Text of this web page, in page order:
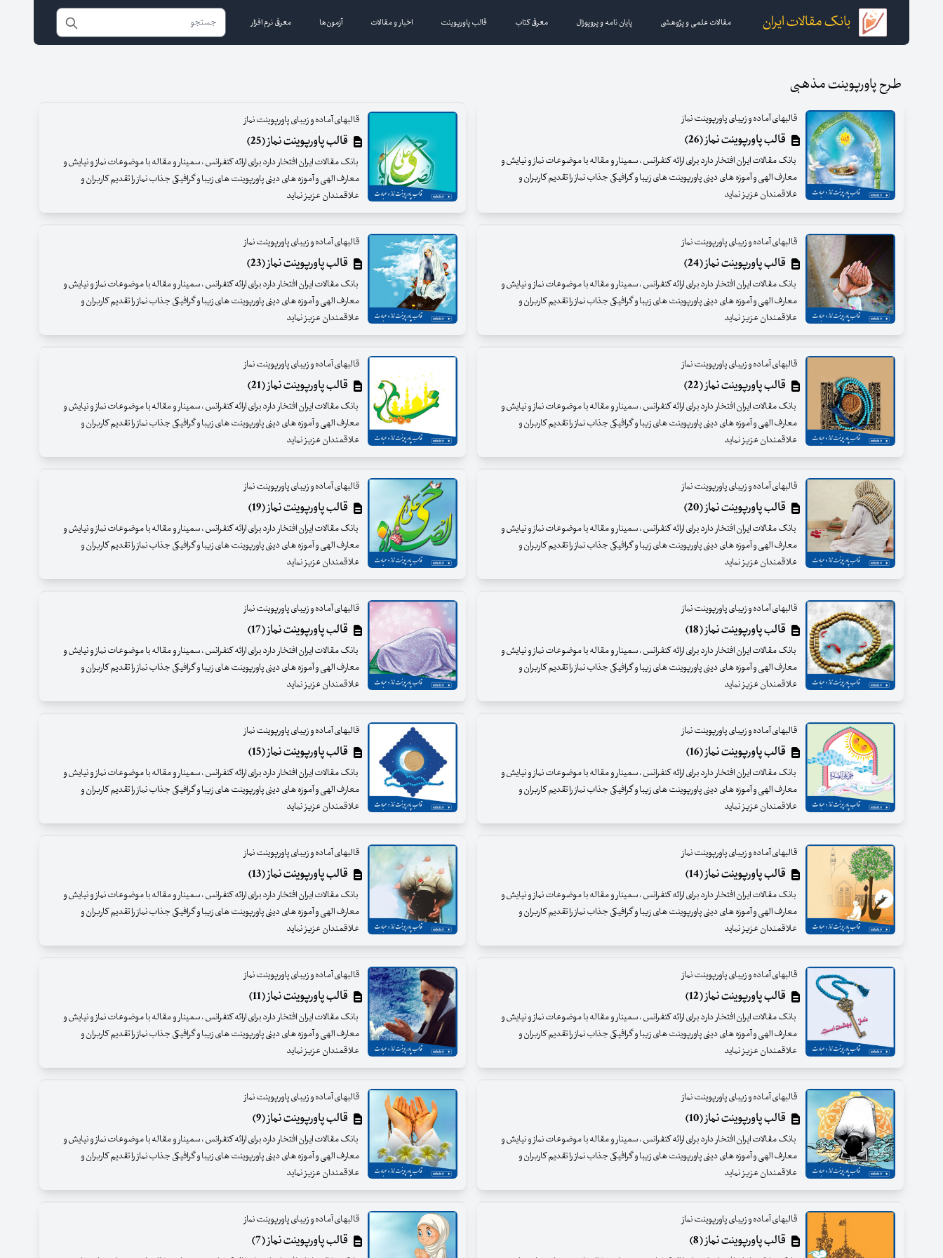
بانک مقالات ایران مقالات علمی و پژوهشی پایان نامه و پروپوزال معرفی کتاب قالب پاورپوینت اخبار و مقالات آزمون‌ها معرفی نرم افزار
طرح پاورپوینت مذهبی
قالبهای آماده و زیبای پاورپوینت نماز
قالب پاورپوینت نماز (26)
بانک مقالات ایران افتخار دارد برای ارائه کنفرانس ، سمینار و مقاله با موضوعات نماز و نیایش و
معارف الهی و آموزه های دینی پاورپوینت های زیبا و گرافیکی جذاب نماز را تقدیم کاربران و
علاقمندان عزیز نماید
قالبهای آماده و زیبای پاورپوینت نماز
قالب پاورپوینت نماز (25)
بانک مقالات ایران افتخار دارد برای ارائه کنفرانس ، سمینار و مقاله با موضوعات نماز و نیایش و
معارف الهی و آموزه های دینی پاورپوینت های زیبا و گرافیکی جذاب نماز را تقدیم کاربران و
علاقمندان عزیز نماید
قالبهای آماده و زیبای پاورپوینت نماز
قالب پاورپوینت نماز (24)
بانک مقالات ایران افتخار دارد برای ارائه کنفرانس ، سمینار و مقاله با موضوعات نماز و نیایش و
معارف الهی و آموزه های دینی پاورپوینت های زیبا و گرافیکی جذاب نماز را تقدیم کاربران و
علاقمندان عزیز نماید
قالبهای آماده و زیبای پاورپوینت نماز
قالب پاورپوینت نماز (23)
بانک مقالات ایران افتخار دارد برای ارائه کنفرانس ، سمینار و مقاله با موضوعات نماز و نیایش و
معارف الهی و آموزه های دینی پاورپوینت های زیبا و گرافیکی جذاب نماز را تقدیم کاربران و
علاقمندان عزیز نماید
قالبهای آماده و زیبای پاورپوینت نماز
قالب پاورپوینت نماز (22)
بانک مقالات ایران افتخار دارد برای ارائه کنفرانس ، سمینار و مقاله با موضوعات نماز و نیایش و
معارف الهی و آموزه های دینی پاورپوینت های زیبا و گرافیکی جذاب نماز را تقدیم کاربران و
علاقمندان عزیز نماید
قالبهای آماده و زیبای پاورپوینت نماز
قالب پاورپوینت نماز (21)
بانک مقالات ایران افتخار دارد برای ارائه کنفرانس ، سمینار و مقاله با موضوعات نماز و نیایش و
معارف الهی و آموزه های دینی پاورپوینت های زیبا و گرافیکی جذاب نماز را تقدیم کاربران و
علاقمندان عزیز نماید
قالبهای آماده و زیبای پاورپوینت نماز
قالب پاورپوینت نماز (20)
بانک مقالات ایران افتخار دارد برای ارائه کنفرانس ، سمینار و مقاله با موضوعات نماز و نیایش و
معارف الهی و آموزه های دینی پاورپوینت های زیبا و گرافیکی جذاب نماز را تقدیم کاربران و
علاقمندان عزیز نماید
قالبهای آماده و زیبای پاورپوینت نماز
قالب پاورپوینت نماز (19)
بانک مقالات ایران افتخار دارد برای ارائه کنفرانس ، سمینار و مقاله با موضوعات نماز و نیایش و
معارف الهی و آموزه های دینی پاورپوینت های زیبا و گرافیکی جذاب نماز را تقدیم کاربران و
علاقمندان عزیز نماید
قالبهای آماده و زیبای پاورپوینت نماز
قالب پاورپوینت نماز (18)
بانک مقالات ایران افتخار دارد برای ارائه کنفرانس ، سمینار و مقاله با موضوعات نماز و نیایش و
معارف الهی و آموزه های دینی پاورپوینت های زیبا و گرافیکی جذاب نماز را تقدیم کاربران و
علاقمندان عزیز نماید
قالبهای آماده و زیبای پاورپوینت نماز
قالب پاورپوینت نماز (17)
بانک مقالات ایران افتخار دارد برای ارائه کنفرانس ، سمینار و مقاله با موضوعات نماز و نیایش و
معارف الهی و آموزه های دینی پاورپوینت های زیبا و گرافیکی جذاب نماز را تقدیم کاربران و
علاقمندان عزیز نماید
قالبهای آماده و زیبای پاورپوینت نماز
قالب پاورپوینت نماز (16)
بانک مقالات ایران افتخار دارد برای ارائه کنفرانس ، سمینار و مقاله با موضوعات نماز و نیایش و
معارف الهی و آموزه های دینی پاورپوینت های زیبا و گرافیکی جذاب نماز را تقدیم کاربران و
علاقمندان عزیز نماید
قالبهای آماده و زیبای پاورپوینت نماز
قالب پاورپوینت نماز (15)
بانک مقالات ایران افتخار دارد برای ارائه کنفرانس ، سمینار و مقاله با موضوعات نماز و نیایش و
معارف الهی و آموزه های دینی پاورپوینت های زیبا و گرافیکی جذاب نماز را تقدیم کاربران و
علاقمندان عزیز نماید
قالبهای آماده و زیبای پاورپوینت نماز
قالب پاورپوینت نماز (14)
بانک مقالات ایران افتخار دارد برای ارائه کنفرانس ، سمینار و مقاله با موضوعات نماز و نیایش و
معارف الهی و آموزه های دینی پاورپوینت های زیبا و گرافیکی جذاب نماز را تقدیم کاربران و
علاقمندان عزیز نماید
قالبهای آماده و زیبای پاورپوینت نماز
قالب پاورپوینت نماز (13)
بانک مقالات ایران افتخار دارد برای ارائه کنفرانس ، سمینار و مقاله با موضوعات نماز و نیایش و
معارف الهی و آموزه های دینی پاورپوینت های زیبا و گرافیکی جذاب نماز را تقدیم کاربران و
علاقمندان عزیز نماید
قالبهای آماده و زیبای پاورپوینت نماز
قالب پاورپوینت نماز (12)
بانک مقالات ایران افتخار دارد برای ارائه کنفرانس ، سمینار و مقاله با موضوعات نماز و نیایش و
معارف الهی و آموزه های دینی پاورپوینت های زیبا و گرافیکی جذاب نماز را تقدیم کاربران و
علاقمندان عزیز نماید
قالبهای آماده و زیبای پاورپوینت نماز
قالب پاورپوینت نماز (11)
بانک مقالات ایران افتخار دارد برای ارائه کنفرانس ، سمینار و مقاله با موضوعات نماز و نیایش و
معارف الهی و آموزه های دینی پاورپوینت های زیبا و گرافیکی جذاب نماز را تقدیم کاربران و
علاقمندان عزیز نماید
قالبهای آماده و زیبای پاورپوینت نماز
قالب پاورپوینت نماز (10)
بانک مقالات ایران افتخار دارد برای ارائه کنفرانس ، سمینار و مقاله با موضوعات نماز و نیایش و
معارف الهی و آموزه های دینی پاورپوینت های زیبا و گرافیکی جذاب نماز را تقدیم کاربران و
علاقمندان عزیز نماید
قالبهای آماده و زیبای پاورپوینت نماز
قالب پاورپوینت نماز (9)
بانک مقالات ایران افتخار دارد برای ارائه کنفرانس ، سمینار و مقاله با موضوعات نماز و نیایش و
معارف الهی و آموزه های دینی پاورپوینت های زیبا و گرافیکی جذاب نماز را تقدیم کاربران و
علاقمندان عزیز نماید
قالبهای آماده و زیبای پاورپوینت نماز
قالب پاورپوینت نماز (8)
قالبهای آماده و زیبای پاورپوینت نماز
قالب پاورپوینت نماز (7)